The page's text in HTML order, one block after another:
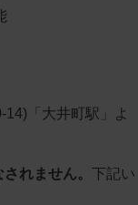
「大井町駅」よ
れません。 下記い